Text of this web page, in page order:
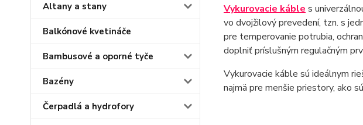
Altany a stany
Balkónové kvetináče
Bambusové a oporné tyče
Bazény
Čerpadlá a hydrofory
Vykurovacie káble s
vo dvojžilový prevedení, tzn. s
pre temperovanie potrubia,
doplniť príslušným regulačným
Vykurovacie káble sú ideálnym
najmä pre menšie priestory, ako